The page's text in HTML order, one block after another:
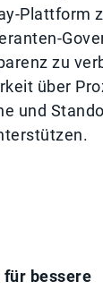
Plattform
zu
über
und
bessere